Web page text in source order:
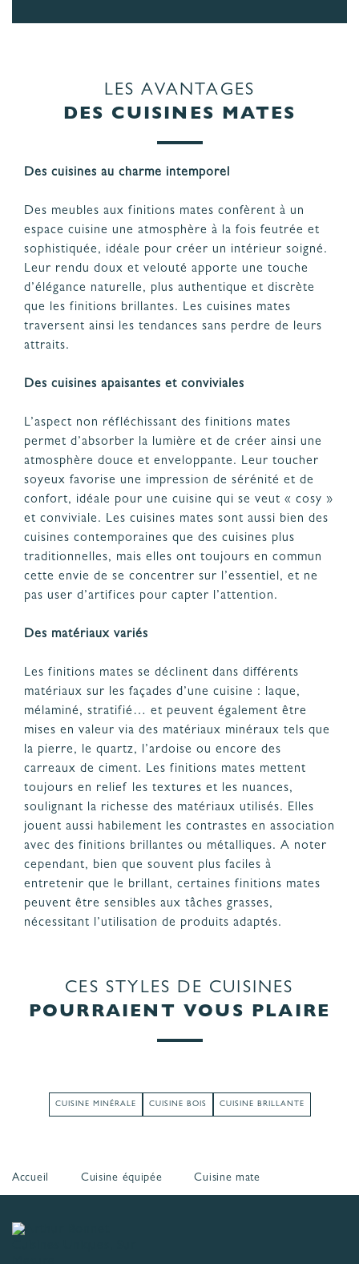
LES AVANTAGES
DES CUISINES MATES
Des cuisines au charme intemporel
Des meubles aux finitions mates confèrent à un
espace cuisine une atmosphère à la fois feutrée et
sophistiquée, idéale pour créer un intérieur soigné.
Leur rendu doux et velouté apporte une touche
d’élégance naturelle, plus authentique et discrète
que les finitions brillantes. Les cuisines mates
traversent ainsi les tendances sans perdre de leurs
attraits.
Des cuisines apaisantes et conviviales
L’aspect non réfléchissant des finitions mates
permet d’absorber la lumière et de créer ainsi une
atmosphère douce et enveloppante. Leur toucher
soyeux favorise une impression de sérénité et de
confort, idéale pour une cuisine qui se veut « cosy »
et conviviale. Les cuisines mates sont aussi bien des
cuisines contemporaines que des cuisines plus
traditionnelles, mais elles ont toujours en commun
cette envie de se concentrer sur l’essentiel, et ne
pas user d’artifices pour capter l’attention.
Des matériaux variés
Les finitions mates se déclinent dans différents
matériaux sur les façades d’une cuisine : laque,
mélaminé, stratifié… et peuvent également être
mises en valeur via des matériaux minéraux tels que
la pierre, le quartz, l’ardoise ou encore des
carreaux de ciment. Les finitions mates mettent
toujours en relief les textures et les nuances,
soulignant la richesse des matériaux utilisés. Elles
jouent aussi habilement les contrastes en association
avec des finitions brillantes ou métalliques. A noter
cependant, bien que souvent plus faciles à
entretenir que le brillant, certaines finitions mates
peuvent être sensibles aux tâches grasses,
nécessitant l’utilisation de produits adaptés.
CES STYLES DE CUISINES
POURRAIENT VOUS PLAIRE
CUISINE MINÉRALE CUISINE BOIS CUISINE BRILLANTE
Accueil Cuisine équipée Cuisine mate